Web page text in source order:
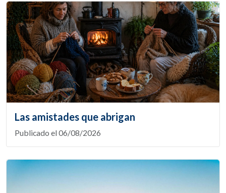
Las amistades que abrigan
Publicado el 06/08/2026